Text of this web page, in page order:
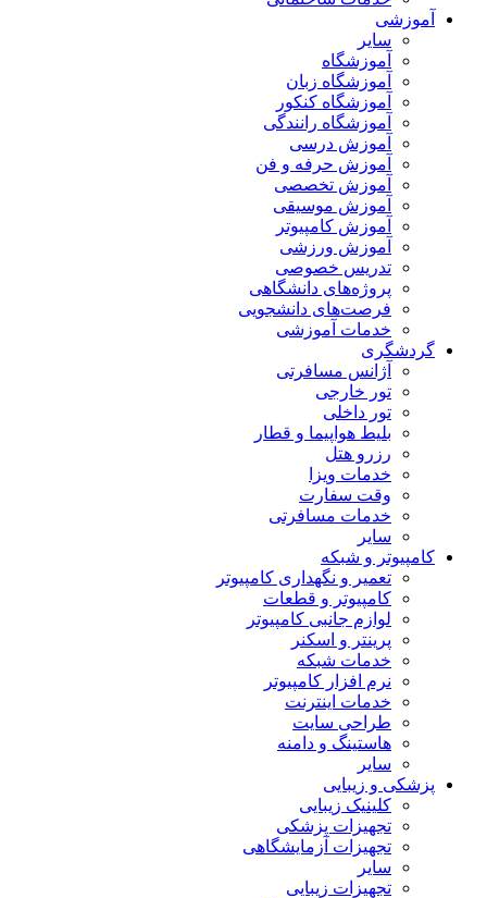
آموزشی
سایر
آموزشگاه
آموزشگاه زبان
آموزشگاه کنکور
آموزشگاه رانندگی
آموزش درسی
آموزش حرفه و فن
آموزش تخصصی
آموزش موسیقی
آموزش کامپیوتر
آموزش ورزشی
تدریس خصوصی
پروژه‌های دانشگاهی
فرصت‌های دانشجویی
خدمات آموزشی
گردشگری
آژانس مسافرتی
تور خارجی
تور داخلی
بلیط هواپیما و قطار
رزرو هتل
خدمات ویزا
وقت سفارت
خدمات مسافرتی
سایر
کامپیوتر و شبکه
تعمیر و نگهداری کامپیوتر
کامپیوتر و قطعات
لوازم جانبی کامپیوتر
پرینتر و اسکنر
خدمات شبکه
نرم افزار کامپیوتر
خدمات اینترنت
طراحی سایت
هاستینگ و دامنه
سایر
پزشکی و زیبایی
کلینیک زیبایی
تجهیزات پزشکی
تجهیزات آزمایشگاهی
سایر
تجهیزات زیبایی